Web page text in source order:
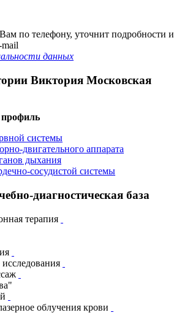
по телефону, уточнит подробности и
mail
данных
Виктория Московская
системы
двигательного аппарата
дыхания
сосудистой системы
диагностическая база
терапия
облучения крови